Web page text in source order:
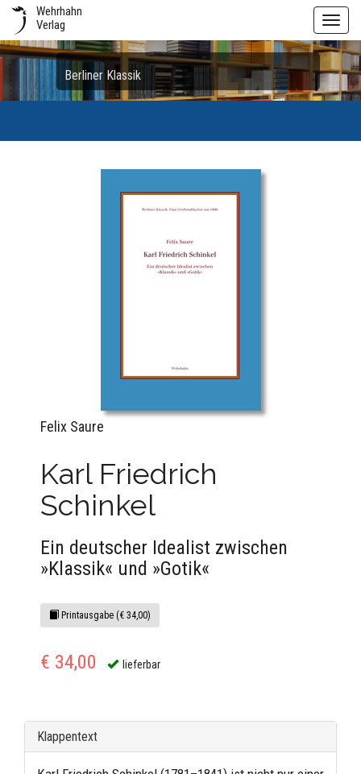
Wehrhahn
Verlag
Berliner Klassik
Felix Saure
Karl Friedrich
Schinkel
Ein deutscher Idealist zwischen
»Klassik« und »Gotik«
Printausgabe (€ 34,00)
€ 34,00 lieferbar
Klappentext